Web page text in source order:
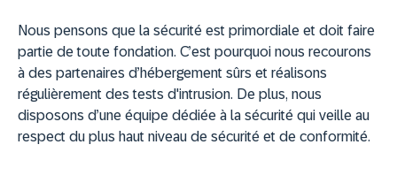
Nous pensons que la sécurité est primordiale et doit faire
partie de toute fondation. C’est pourquoi nous recourons
à des partenaires d’hébergement sûrs et réalisons
régulièrement des tests d'intrusion. De plus, nous
disposons d’une équipe dédiée à la sécurité qui veille au
respect du plus haut niveau de sécurité et de conformité.